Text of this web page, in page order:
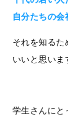
自分たちの会
それを知るた
いいと思いま
学生さんにと